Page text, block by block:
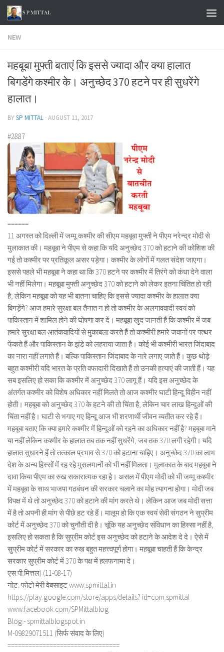
Skip to content
NEW
महबूबा मुफ्ती बताएं कि इससे ज्यादा और क्या हालात
बिगडेंगे कश्मीर के। अनुच्छेद 370 हटने पर ही सुधरेंगे
हालात।
BYSP MITTAL · AUGUST 11, 2017
#2887
======
11 अगस्त को दिल्ली में जम्मू कश्मीर की सीएम महबूबा मुफ्ती ने पीएम नरेन्द्र मोदी से
मुलाकात की। महबूबा ने पीएम से कहा कि यदि अनुच्छेद 370 को हटाने की कोशिश की
गई तो कश्मीर पर प्रतिकूल असर पड़ेगा। कश्मीर के लोगों में गलत संदेश जाएगा।
इससे पहले भी महबूबा ने कहा था कि 370 हटने पर कश्मीर में तिरंगे को कंधा देने वाला
भी नहीं मिलेगा। महबूबा मुफ्ती अनुच्छेद 370 को हटाने को लेकर इतना चिंतित हो रही
है, लेकिन महबूबा को यह भी बातना चाहिए कि इससे ज्यादा कश्मीर के हालात क्या
बिगड़ेंगे? आज हमारे सुरक्षा बल तैनात न हो तो कश्मीर के अलगाववादी स्वयं को
पाकिस्तान में शामिल होने की घोषणा कर दें। महबूबा खुद जानती हैं कि कश्मीर मेंं जब
हमारे सुरक्षा बल आतंकवादियों से मुकाबला करते हैं तो कश्मीरी हमारे जवानों पर पत्थर
फेंकते हैं और पाकिस्तान के झंडे को लहराया जाता है। कोई भी कश्मीरी भारत जिंदाबाद
का नारा नहीं लगाते हैं। बल्कि पाकिस्तान जिंदाबाद के नारे लगाए जाते हैं। कुछ थोड़े
बहुत कश्मीरी यदि भारत के प्रति वफादारी दिखाते हैं तो उनकी हत्याएं की जाती हैं। यह
सब इसलिए हो सका कि कश्मीर में अनुच्छेद 370 लागू हैं। यदि इस अनुच्छेद के
अंतर्गत कश्मीर को विशेष अधिकार नहीं मिलते तो आज कश्मीर घाटी हिन्दू विहीन नहीं
होती। महबूबा को अनुच्छेद 370 के हटने की तो चिंता है, लेकिन चार लाख हिन्दुओं की
चिंता नहीं है। घाटी से भगाए गए हिन्दू आज भी शरणार्थी जीवन व्यतीत कर रहे हैं।
महबूबा बताए कि क्या हमारे कश्मीर में हिन्दुओं को रहने का अधिकार नहीं है? महबूबा माने
या नहीं लेकिन कश्मीर के हालात तब तक नहीं सुधरेंगे, जब तक 370 लगी रहेगी। यदि
हालात सुधारने हैं तो तत्काल प्रभाव से 370 को हटाना चाहिए। अनुच्छेद 370 का लाभ
देश के अन्य हिस्सों में रह रहे मुसलमानों को भी नहीं मिलता। मुलाकात के बाद महबूबा ने
दावा किया पीएम का रुख सकारात्मक रहा है। असल में पीएम मोदी को भी जम्मू कश्मीर
में महबूबा के साथ भाजपा गठबंधन की सरकार चलाने का मोह त्यागना होगा। मोदी जब
विपक्ष में थे तो अनुच्छेद 370 को हटाने की मांग करते थे। लेकिन आज जब मोदी सत्ता
में है तो अपनी ही मांग से पीछे हट रहे हैं। मालूम हो कि एक स्वयं सेवी संगठन ने सुप्रीम
कोर्ट में अनुच्छेद 370 को चुनौती दी है। चूंकि यह अनुच्छेद संविधान का हिस्सा नहीं है,
इसलिए हो सकता है कि सुप्रीम कोर्ट इस अनुच्छेद को हटाने के आदेश दे दे। ऐसे में
सुप्रीम कोर्ट में सरकार का रुख बहुत महत्त्वपूर्ण होगा। महबूबा चाहती हैं कि केन्द्र
सरकार सुप्रीम कोर्ट में 370 के पक्ष में हलफनामा दे।
एस.पी.मित्तल) (11-08-17)
नोट: फोटो मेरी वेबसाइट www.spmittal.in
https://play.google.com/store/apps/details? id=com.spmittal
www.facebook.com/SPMittalblog
Blog:- spmittalblogspot.in
M-09829071511 (सिर्फ संवाद के लिए)
================================